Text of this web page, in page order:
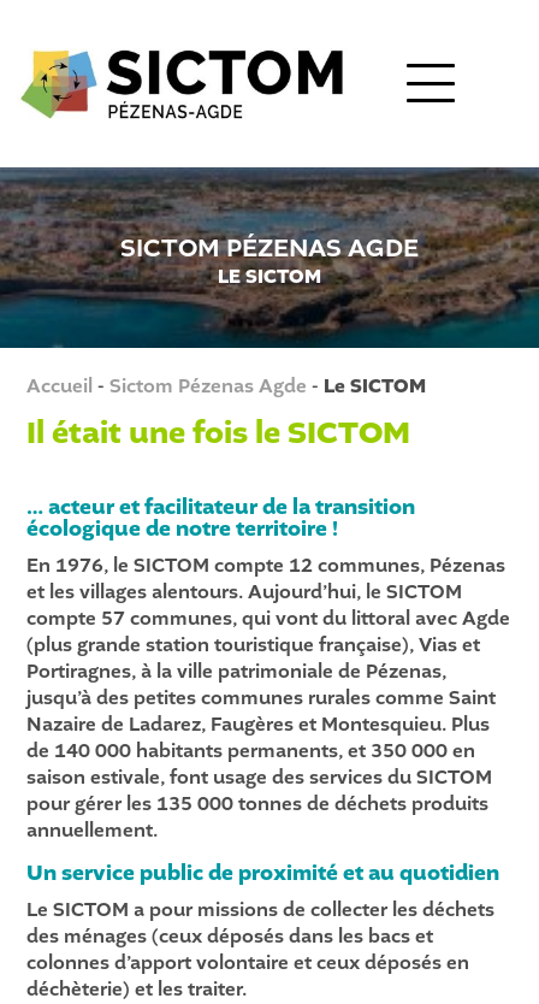
SICTOM PÉZENAS AGDE
LE SICTOM
Accueil -Sictom Pézenas Agde - Le SICTOM
Il était une fois le SICTOM
… acteur et facilitateur de la transition
écologique de notre territoire !
En 1976, le SICTOM compte 12 communes, Pézenas
et les villages alentours. Aujourd’hui, le SICTOM
compte 57 communes, qui vont du littoral avec Agde
(plus grande station touristique française), Vias et
Portiragnes, à la ville patrimoniale de Pézenas,
jusqu’à des petites communes rurales comme Saint
Nazaire de Ladarez, Faugères et Montesquieu. Plus
de 140 000 habitants permanents, et 350 000 en
saison estivale, font usage des services du SICTOM
pour gérer les 135 000 tonnes de déchets produits
annuellement.
Un service public de proximité et au quotidien
Le SICTOM a pour missions de collecter les déchets
des ménages (ceux déposés dans les bacs et
colonnes d’apport volontaire et ceux déposés en
déchèterie) et les traiter.